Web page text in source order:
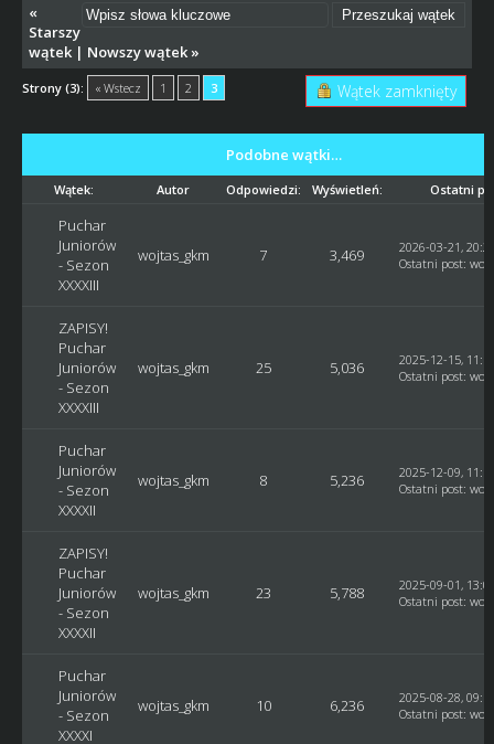
«
Starszy
wątek| Nowszy wątek»
Strony (3): « Wstecz 1 2 3 Wątek zamknięty
Podobne wątki…
Wątek: Autor Odpowiedzi: Wyświetleń: Ostatni
Puchar
Juniorów
- Sezon
XXXXIII
wojtas_gkm 7 3,469
2026-03-21,
Ostatni post:
ZAPISY!
Puchar
Juniorów
- Sezon
XXXXIII
wojtas_gkm 25 5,036
2025-12-15,
Ostatni post:
Puchar
Juniorów
- Sezon
XXXXII
wojtas_gkm 8 5,236
2025-12-09,
Ostatni post:
ZAPISY!
Puchar
Juniorów
- Sezon
XXXXII
wojtas_gkm 23 5,788
2025-09-01,
Ostatni post:
Puchar
Juniorów
- Sezon
XXXXI
wojtas_gkm 10 6,236
2025-08-28,
Ostatni post: